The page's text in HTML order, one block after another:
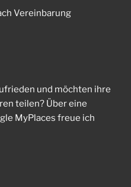
Vereinbarung
und möchten ihre
teilen? Über eine
MyPlaces freue ich